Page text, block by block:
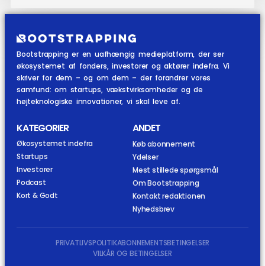
Bootstrapping er en uafhængig medieplatform, der ser
økosystemet af fonders, investorer og aktører indefra. Vi
skriver for dem – og om dem – der forandrer vores
samfund: om startups, vækstvirksomheder og de
højteknologiske innovationer, vi skal leve af.
KATEGORIER
Økosystemet indefra
Startups
Investorer
Podcast
Kort & Godt
ANDET
Køb abonnement
Ydelser
Mest stillede spørgsmål
Om Bootstrapping
Kontakt redaktionen
Nyhedsbrev
PRIVATLIVSPOLITIKABONNEMENTSBETINGELSER
VILKÅR OG BETINGELSER